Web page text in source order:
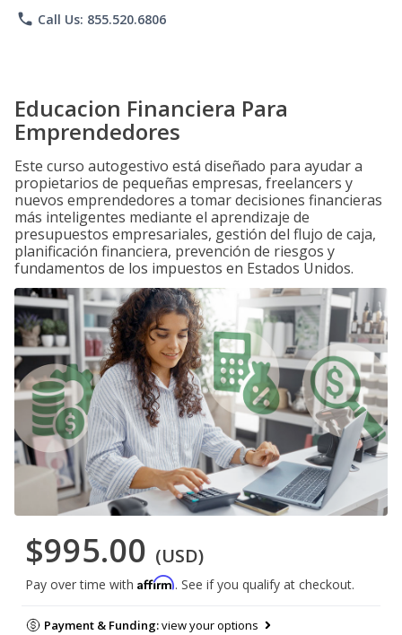
phone Call Us: 855.520.6806
Educacion Financiera Para
Emprendedores
Este curso autogestivo está diseñado para ayudar a
propietarios de pequeñas empresas, freelancers y
nuevos emprendedores a tomar decisiones financieras
más inteligentes mediante el aprendizaje de
presupuestos empresariales, gestión del flujo de caja,
planificación financiera, prevención de riesgos y
fundamentos de los impuestos en Estados Unidos.
$995.00 (USD)
Pay over time with Affirm. See if you qualify at checkout.
Payment & Funding:view your options